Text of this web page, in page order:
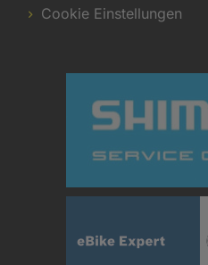
Cookie Einstellungen